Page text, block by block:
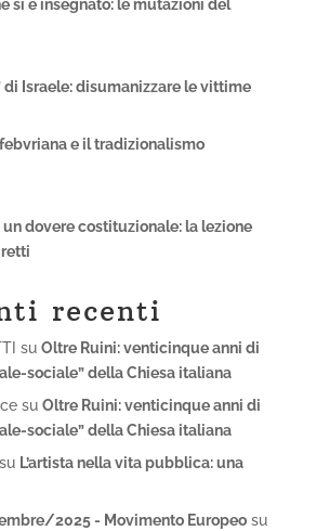
si è insegnato: le mutazioni del
di Israele: disumanizzare le vittime
e il tradizionalismo
un dovere costituzionale: la lezione
recenti
su Oltre Ruini: venticinque anni di
sociale” della Chiesa italiana
su Oltre Ruini: venticinque anni di
sociale” della Chiesa italiana
L’artista nella vita pubblica: una
2025 - Movimento Europeosu